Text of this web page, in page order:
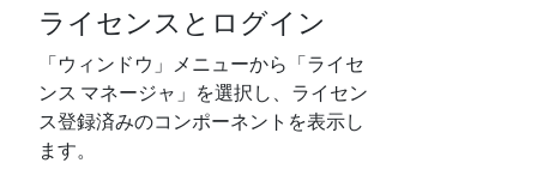
ライセンスとログイン
「ウィンドウ」メニューから「ライセ
ンス マネージャ」を選択し、ライセン
ス登録済みのコンポーネントを表示し
ます。